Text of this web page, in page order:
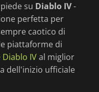
su Diablo IV-
perfetta per
caotico di
piattaforme di
IVal miglior
dell'inizio ufficiale